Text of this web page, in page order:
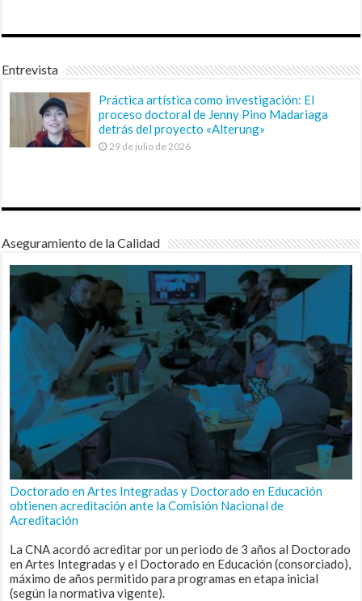
Entrevista
Práctica artística como investigación: El
proceso doctoral de Jenny Pino Madariaga
detrás del proyecto «Alterung»
29 de julio de 2026
Aseguramiento de la Calidad
Doctorado en Artes Integradas y Doctorado en Educación
obtienen acreditación ante la Comisión Nacional de
Acreditación
La CNA acordó acreditar por un periodo de 3 años al Doctorado
en Artes Integradas y el Doctorado en Educación (consorciado),
máximo de años permitido para programas en etapa inicial
(según la normativa vigente).